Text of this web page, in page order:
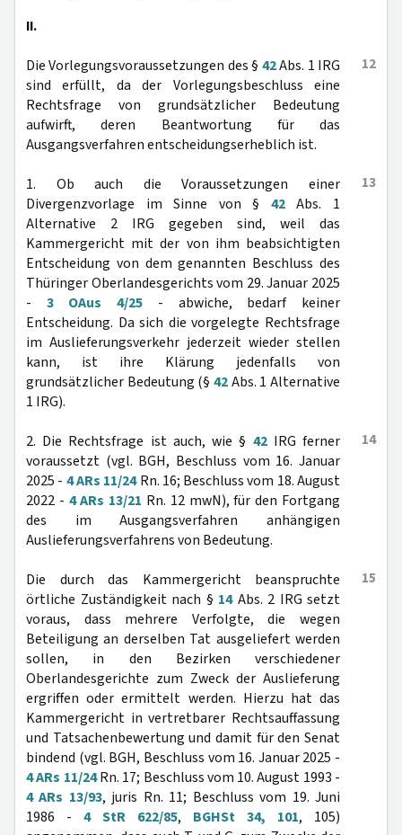
II.
12
Die Vorlegungsvoraussetzungen des § 42Abs. 1 IRG
sind erfüllt, da der Vorlegungsbeschluss eine
Rechtsfrage von grundsätzlicher Bedeutung
aufwirft, deren Beantwortung für das
Ausgangsverfahren entscheidungserheblich ist.
13
1. Ob auch die Voraussetzungen einer
Divergenzvorlage im Sinne von § 42Abs. 1
Alternative 2 IRG gegeben sind, weil das
Kammergericht mit der von ihm beabsichtigten
Entscheidung von dem genannten Beschluss des
Thüringer Oberlandesgerichts vom 29. Januar 2025
- 3 OAus 4/25 - abwiche, bedarf keiner
Entscheidung. Da sich die vorgelegte Rechtsfrage
im Auslieferungsverkehr jederzeit wieder stellen
kann, ist ihre Klärung jedenfalls von
grundsätzlicher Bedeutung (§ 42Abs. 1 Alternative
1 IRG).
14
2. Die Rechtsfrage ist auch, wie § 42IRG ferner
voraussetzt (vgl. BGH, Beschluss vom 16. Januar
2025 - 4 ARs 11/24Rn. 16; Beschluss vom 18. August
2022 - 4 ARs 13/21 Rn. 12 mwN), für den Fortgang
des im Ausgangsverfahren anhängigen
Auslieferungsverfahrens von Bedeutung.
15
Die durch das Kammergericht beanspruchte
örtliche Zuständigkeit nach § 14Abs. 2 IRG setzt
voraus, dass mehrere Verfolgte, die wegen
Beteiligung an derselben Tat ausgeliefert werden
sollen, in den Bezirken verschiedener
Oberlandesgerichte zum Zweck der Auslieferung
ergriffen oder ermittelt werden. Hierzu hat das
Kammergericht in vertretbarer Rechtsauffassung
und Tatsachenbewertung und damit für den Senat
bindend (vgl. BGH, Beschluss vom 16. Januar 2025 -
4 ARs 11/24Rn. 17; Beschluss vom 10. August 1993 -
4 ARs 13/93, juris Rn. 11; Beschluss vom 19. Juni
1986 - 4 StR 622/85, BGHSt 34, 101, 105)